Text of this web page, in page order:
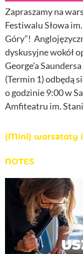
Zapraszamy na
Festiwalu Słowa
Góry”!
dyskusyjne wokół
George’a
(Termin 1) odbędą
o godzinie 9:00 w
Amfiteatru im.
(Mini) warsztaty
NOTES